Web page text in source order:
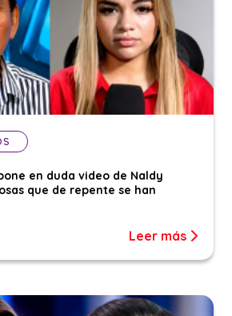
en duda video de Naldy
que de repente se han
Leer más